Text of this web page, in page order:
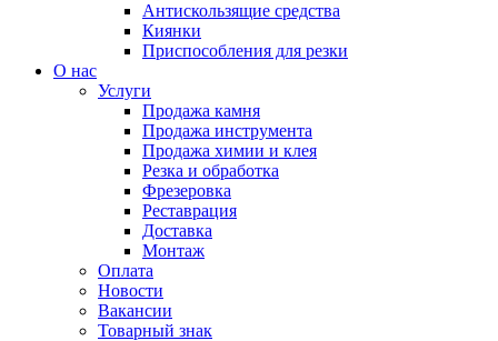
Антискользящие средства
Киянки
Приспособления для резки
О нас
Услуги
Продажа камня
Продажа инструмента
Продажа химии и клея
Резка и обработка
Фрезеровка
Реставрация
Доставка
Монтаж
Оплата
Новости
Вакансии
Товарный знак